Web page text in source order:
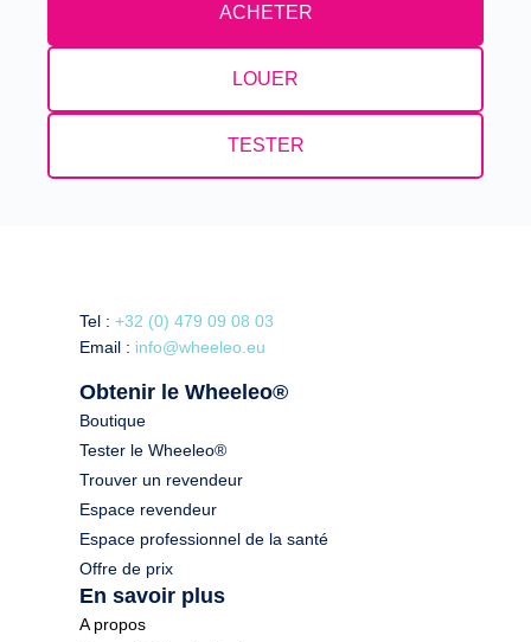
ACHETER
LOUER
TESTER
Tel :+32 (0) 479 09 08 03
Email : info@wheeleo.eu
Obtenir le Wheeleo®
Boutique
Tester le Wheeleo®
Trouver un revendeur
Espace revendeur
Espace professionnel de la santé
Offre de prix
En savoir plus
A propos